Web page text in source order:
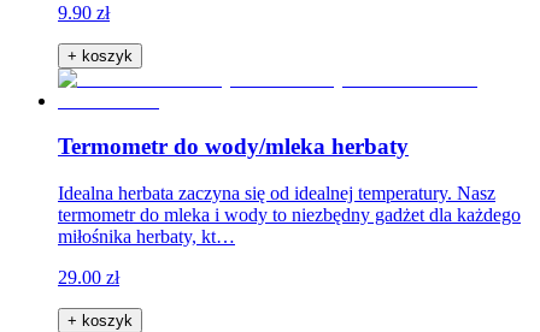
9.90 zł
+ koszyk
Termometr do wody/mleka herbaty
Idealna herbata zaczyna się od idealnej temperatury. Nasz
termometr do mleka i wody to niezbędny gadżet dla każdego
miłośnika herbaty, kt…
29.00 zł
+ koszyk